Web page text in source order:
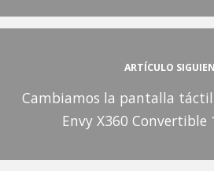
ARTÍCULO
Cambiamos la pantalla
Envy X360 Convertible